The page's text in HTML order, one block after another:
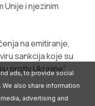
Unije i njezinim
na emitiranje,
sankcija koje su
protiv Ukrajine”.
ads, to provide social
also share information
advertising and